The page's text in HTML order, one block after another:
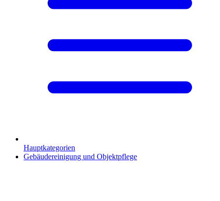
Hauptkategorien
Gebäudereinigung und Objektpflege